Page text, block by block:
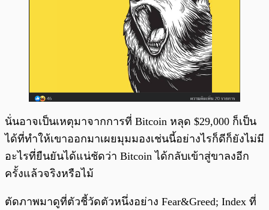
นั่นอาจเป็นเหตุมาจากการที่ Bitcoin หลุด $29,000 ก็เป็น
ได้ที่ทำให้เขาออกมาเผยมุมมองเช่นนี้อย่างไรก็ดีก็ยังไม่มี
อะไรที่ยืนยันได้แน่ชัดว่า Bitcoin ได้กลับเข้าสู่ขาลงอีก
ครั้งแล้วจริงหรือไม้
ตัดภาพมาดูที่ตัวชี้วัดตัวหนึ่งอย่าง Fear&Greed; Index ที่